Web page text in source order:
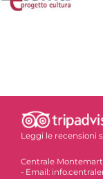
Leggi le recensioni
Centrale
- Email: